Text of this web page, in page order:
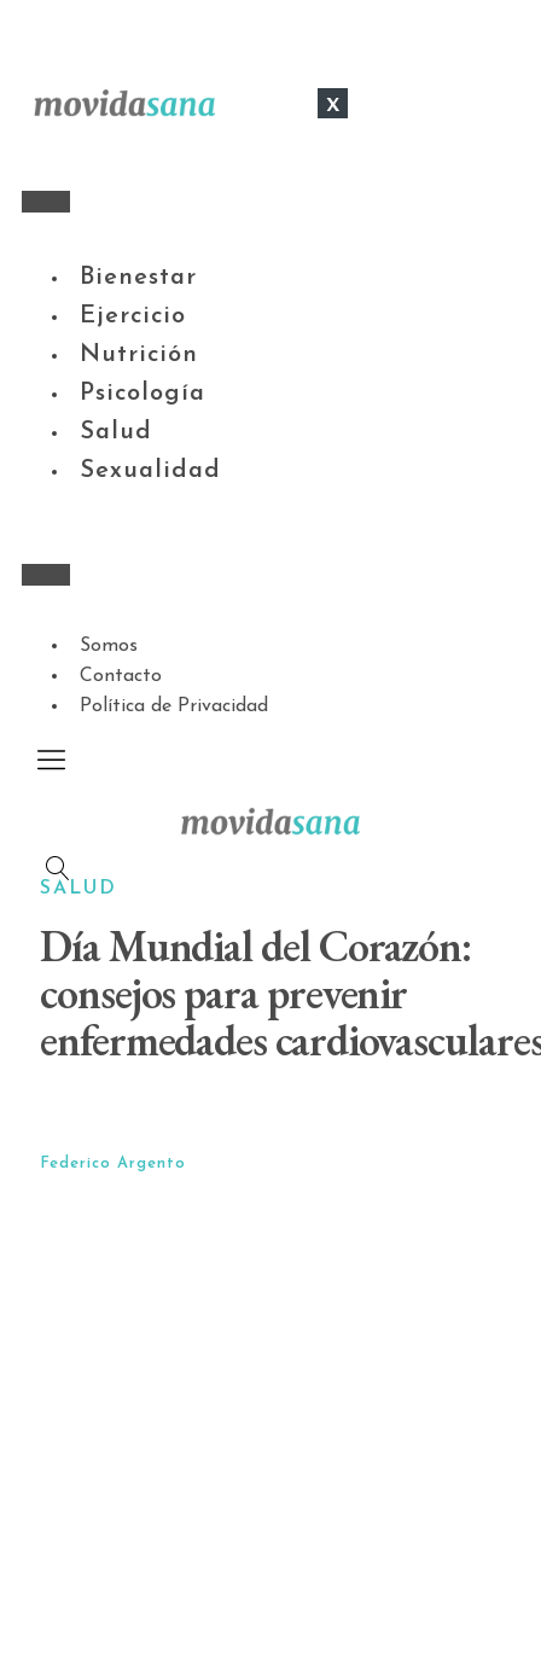
x
Bienestar
Ejercicio
Nutrición
Psicología
Salud
Sexualidad
Somos
Contacto
Política de Privacidad
SALUD
Día Mundial del Corazón:
consejos para prevenir
enfermedades
Federico Argento